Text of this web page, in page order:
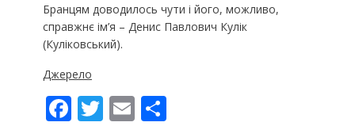
Бранцям доводилось чути і його, можливо,
справжнє ім’я – Денис Павлович Кулік
(Куліковський).
Джерело
F T E П